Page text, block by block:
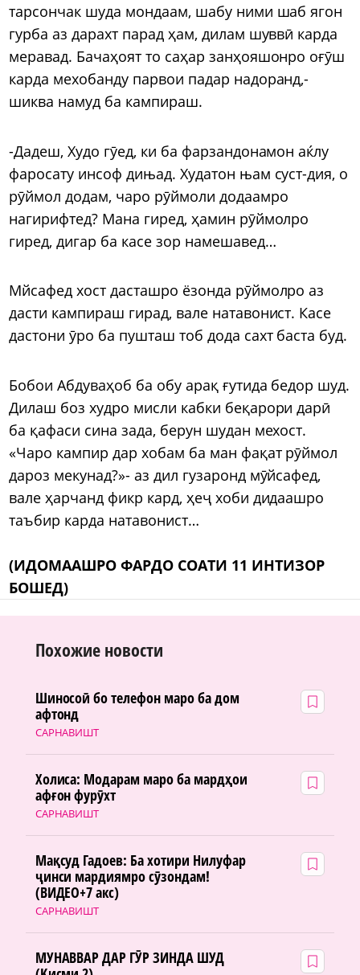
тарсончак шуда мондаам, шабу ними шаб ягон
гурба аз дарахт парад ҳам, дилам шуввӣ карда
меравад. Бачаҳоят то саҳар занҳояшонро оғӯш
карда мехобанду парвои падар надоранд,-
шиква намуд ба кампираш.
-Дадеш, Худо гӯед, ки ба фарзандонамон аќлу
фаросату инсоф дињад. Худатон њам суст-дия, о
рӯймол додам, чаро рӯймоли додаамро
нагирифтед? Мана гиред, ҳамин рӯймолро
гиред, дигар ба касе зор намешавед…
Мйсафед хост дасташро ёзонда рӯймолро аз
дасти кампираш гирад, вале натавонист. Касе
дастони ӯро ба пушташ тоб дода сахт баста буд.
Бобои Абдуваҳоб ба обу арақ ғутида бедор шуд.
Дилаш боз худро мисли кабки беқарори дарӣ
ба қафаси сина зада, берун шудан мехост.
«Чаро кампир дар хобам ба ман фақат рӯймол
дароз мекунад?»- аз дил гузаронд мӯйсафед,
вале ҳарчанд фикр кард, ҳеҷ хоби дидаашро
таъбир карда натавонист…
(ИДОМААШРО ФАРДО СОАТИ 11 ИНТИЗОР
БОШЕД)
Похожие новости
САРНАВИШТ
Шиносоӣ бо телефон маро ба дом
афтонд
САРНАВИШТ
Холиса: Модарам маро ба мардҳои
афғон фурӯхт
САРНАВИШТ
Мақсуд Гадоев: Ба хотири Нилуфар
ҷинси мардиямро сӯзондам!
(ВИДЕО+7 акс)
МУНАВВАР ДАР ГӮР ЗИНДА ШУД